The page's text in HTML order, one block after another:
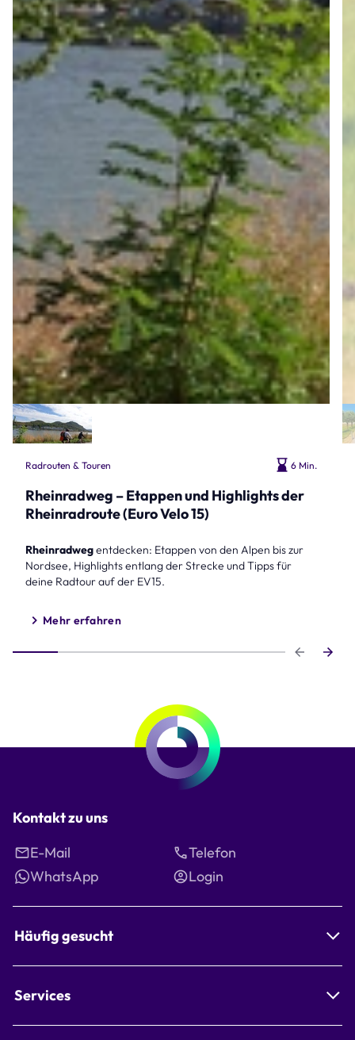
Radrouten & Touren 6 Min.
Rheinradweg – Etappen und Highlights der
Rheinradroute (Euro Velo 15)
Rheinradwegentdecken: Etappen von den Alpen bis zur
Nordsee, Highlights entlang der Strecke und Tipps für
deine Radtour auf der EV15.
Mehr erfahren
Kontakt zu uns
E-Mail
Telefon
WhatsApp
Login
Häufig gesucht
Services